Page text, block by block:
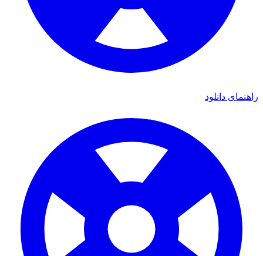
راهنمای دانلود